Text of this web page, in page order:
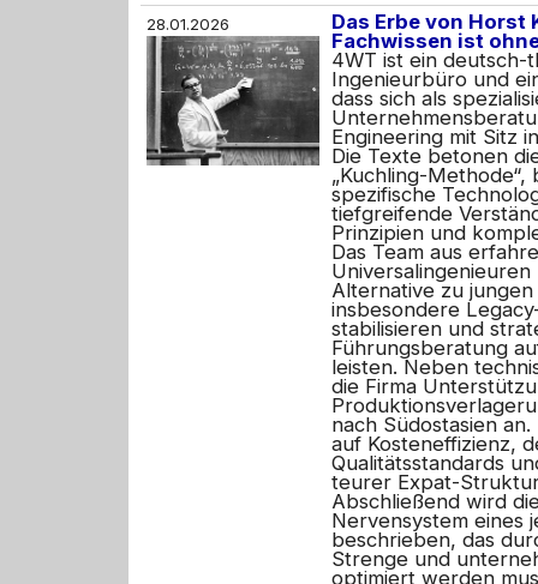
28.01.2026
Das Erbe von Horst
Fachwissen ist
4WT ist ein deutsch-
Ingenieurbüro und
dass sich als
Engineering mit Sitz
Die Texte betonen
„Kuchling-
spezifische
tiefgreifende
Prinzipien und
Das Team aus
Alternative zu
insbesondere
stabilisieren und
Führungsberatung
leisten. Neben
die Firma
nach Südostasien
auf Kosteneffizienz,
Qualitätsstandards
teurer Expat-
Abschließend wird
Nervensystem eines
beschrieben, das
Strenge und
optimiert werden